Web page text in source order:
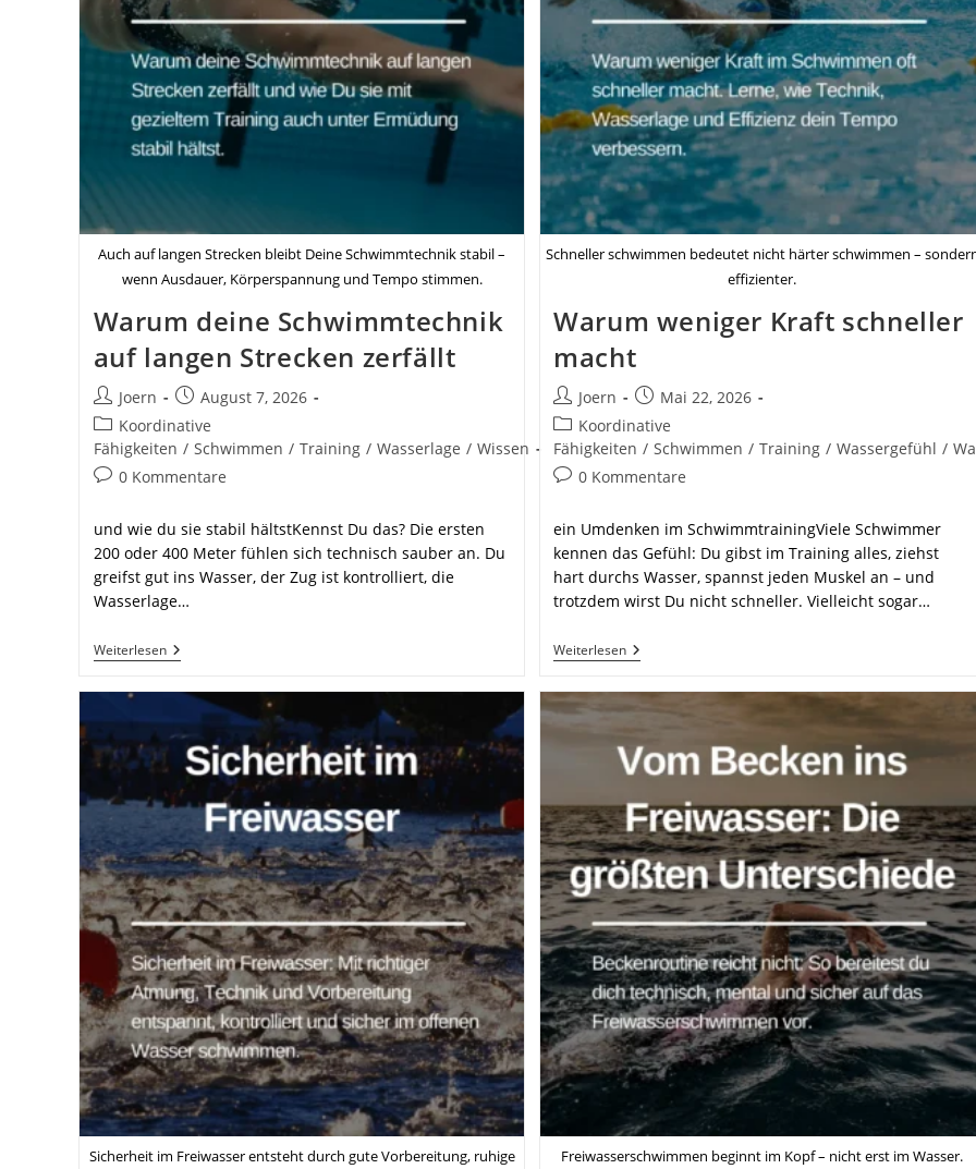
Auch auf langen Strecken bleibt Deine Schwimmtechnik stabil –
wenn Ausdauer, Körperspannung und Tempo stimmen.
Warum deine Schwimmtechnik
auf langen Strecken zerfällt
Beitrags-
Autor:
Joern
Beitrag
veröffentlicht:
August 7, 2026
Beitrags-
Kategorie:
Koordinative
Fähigkeiten / Schwimmen / Training / Wasserlage / Wissen
Beitrags-
0 Kommentare
und wie du sie stabil hältstKennst Du das? Die ersten
200 oder 400 Meter fühlen sich technisch sauber an. Du
greifst gut ins Wasser, der Zug ist kontrolliert, die
Wasserlage…
WeiterlesenWarum
Deine
Auf
Langen
Strecken
Zerfällt
Schneller schwimmen bedeutet nicht härter schwimmen –
effizienter.
Warum weniger Kraft schneller
macht
Beitrags-
Autor:
Joern
Beitrag
veröffentlicht:
Mai 22, 2026
Beitrags-
Kategorie:
Koordinative
Fähigkeiten / Schwimmen / Training / Wassergefühl /
Beitrags-
0 Kommentare
ein Umdenken im SchwimmtrainingViele Schwimmer
kennen das Gefühl: Du gibst im Training alles, ziehst
hart durchs Wasser, spannst jeden Muskel an – und
trotzdem wirst Du nicht schneller. Vielleicht sogar…
WeiterlesenWarum
Weniger
Schneller
Macht
Sicherheit im Freiwasser entsteht durch gute Vorbereitung, ruhige
Freiwasserschwimmen beginnt im Kopf – nicht erst im Wasser.